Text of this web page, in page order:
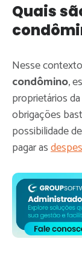
Quais
Nesse
condômino,
proprietários
obrigações
possibilidade
pagar as